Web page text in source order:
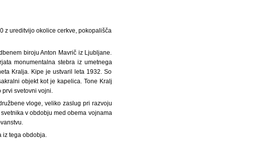
z ureditvijo okolice cerkve, pokopališča
biroju Anton Mavrič iz Ljubljane.
monumentalna stebra iz umetnega
Kralja. Kipe je ustvaril leta 1932. So
objekt kot je kapelica. Tone Kralj
svetovni vojni.
vloge, veliko zaslug pri razvoju
v obdobju med obema vojnama
iz tega obdobja.